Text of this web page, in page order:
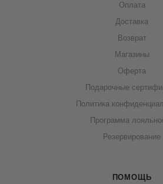
Оплата
Доставка
Возврат
Магазины
Оферта
Подарочные
Политика
Программа
Резервирование
ПОМОЩЬ